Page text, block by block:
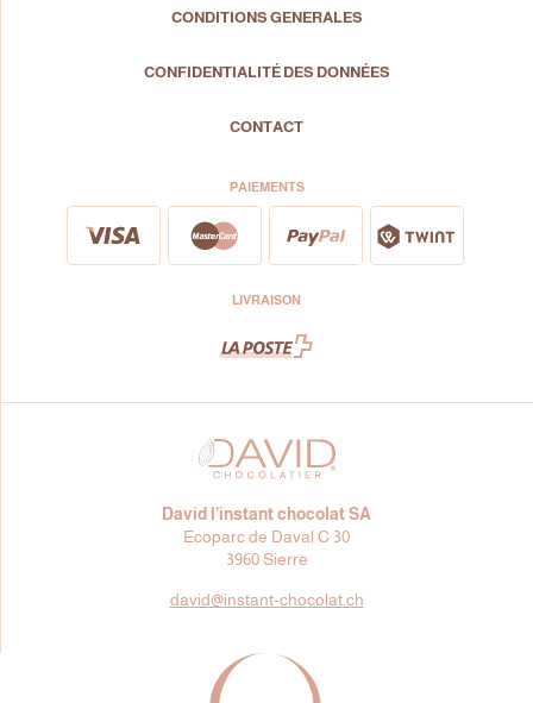
David l’instant chocolat SA
Ecoparc de Daval C 30
3960 Sierre
david@instant-chocolat.ch
CONDITIONS GENERALES
CONFIDENTIALITÉ DES DONNÉES
CONTACT
PAIEMENTS
LIVRAISON